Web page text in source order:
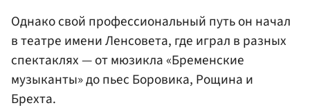
Однако свой профессиональный путь он начал
в театре имени Ленсовета, где играл в разных
спектаклях — от мюзикла «Бременские
музыканты» до пьес Боровика, Рощина и
Брехта.